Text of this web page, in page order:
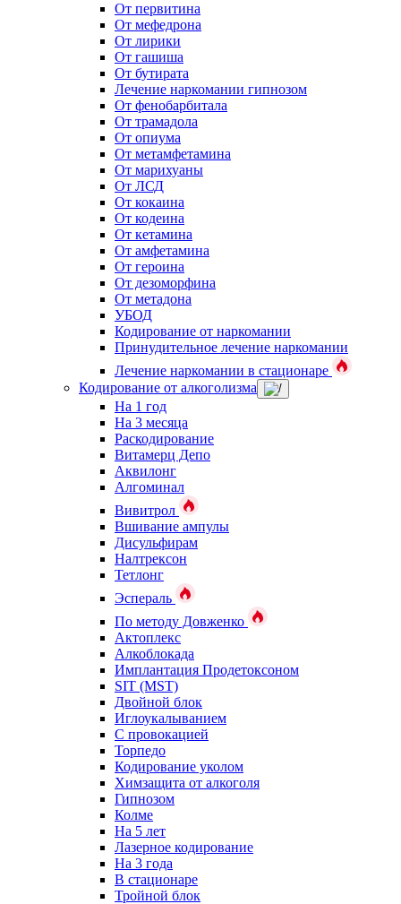
От первитина
От мефедрона
От лирики
От гашиша
От бутирата
Лечение наркомании гипнозом
От фенобарбитала
От трамадола
От опиума
От метамфетамина
От марихуаны
От ЛСД
От кокаина
От кодеина
От кетамина
От амфетамина
От героина
От дезоморфина
От метадона
УБОД
Кодирование от наркомании
Принудительное лечение наркомании
Лечение наркомании в стационаре
Кодирование от алкоголизма
На 1 год
На 3 месяца
Раскодирование
Витамерц Депо
Аквилонг
Алгоминал
Вивитрол
Вшивание ампулы
Дисульфирам
Налтрексон
Тетлонг
Эспераль
По методу Довженко
Актоплекс
Алкоблокада
Имплантация Продетоксоном
SIT (MST)
Двойной блок
Иглоукалыванием
С провокацией
Торпедо
Кодирование уколом
Химзащита от алкоголя
Гипнозом
Колме
На 5 лет
Лазерное кодирование
На 3 года
В стационаре
Тройной блок